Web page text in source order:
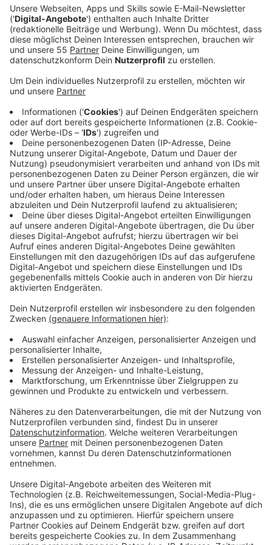
Anzeige
Das am 29. Juni stattfindende Sommerfest bietet ein
umfangreiches Programm für die kleinen und großen
Gäste unter anderem mit Auftritten des ersten
Gewinners von das Supertalent Ricardo Marinello,
Michel van Dam, der Bocholter Band Never Mind und
DDC 47 aus Kleve.
Für das leibliche Wohl wird durch die Frauen der
Karnevalsgesellschaft Funkturm Hau gesorgt. Viele
Unternehmen haben attraktive Preise für die Tombola
wie beispielsweise eine Fahrt mit einem
Heißluftballon, einem Termin in einem professionellen
Tonstudio, um eine eigene CD aufzunehmen und viele
attraktive Gutscheine gesponsert. Sämtliche Erlöse
der Aktion „Wir helfen Ben“ zu gute.
Für die kleinen Gäste wird unter anderem
Kinderschminken, Basteln, Malen und eine
Buttonmaschine angeboten. Zudem besteht die
Möglichkeit Luftballons mit Herzenswünschen zu
versehen und in die Luft aufsteigen zu lassen.
Während die kleinen Gäste für Ben Bilder malen können
haben die Erwachsenen die Möglichkeit sich beim
Team von „Wir helfen Ben“ als potenzielle
Stammzellspender registrieren zu lassen.
Abbildung 1: Aufstieg der Herzenswunsch-Luftballons
Anzeige